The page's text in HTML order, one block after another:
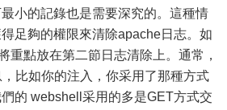
小的記錄也是需要深究的。這種情
足夠的權限來清除apache日志。如
重點放在第二節日志清除上。通常，
比如你的注入，你采用了那種方式
的 webshell采用的多是GET方式交